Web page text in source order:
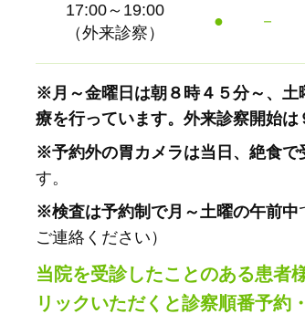
17:00～19:00
（外来診察）
● －
※月～金曜日は朝８時４５分～、土
療を行っています。外来診察開始は
※予約外の胃カメラは当日、絶食で
す。
※検査は予約制で月～土曜の午前中
ご連絡ください）
当院を受診したことのある患者
リックいただくと診察順番予約